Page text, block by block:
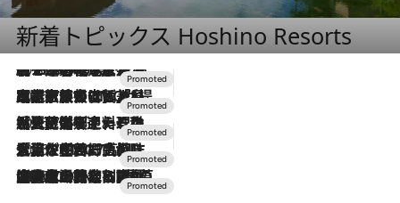
新着トピックス Hoshino Resorts
2026.8.7
【トンボの足水浴】ヒノキの香りに包まれて涼感マックス！約13℃の湧水かけ流しを避暑地「星野温泉 トンボの湯」で体験
2026.7.31
【ホテル帰省】という選択肢をOMOが提案。家族とほどよい距離を保つには「昼は実家、夜は気兼ねなくホテルで！」
2026.7.24
【夏限定ディナーコース】旬を迎える稚鮎や花ズッキーニなどをイタリア・トスカーナの郷土料理の手法で満喫！
2026.7.17
「土佐和ハーブかき氷」がOMO7高知に登場！生姜、山椒、大葉など目にも舌にも涼を呼ぶ郷土の味
2026.7.10
NEW OPEN！【界 草津】名湯の地に誕生。趣の異なる2種の温泉と上州ならではの会席・蕎麦割烹など美食を味わう究極の癒やし旅